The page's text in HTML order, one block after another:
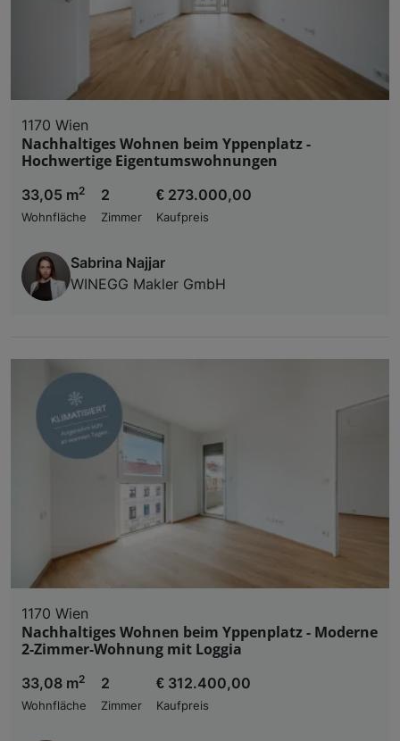
1170 Wien
Nachhaltiges Wohnen beim Yppenplatz -
Hochwertige Eigentumswohnungen
33,05 m2
Wohnfläche
2
Zimmer
€ 273.000,00
Kaufpreis
Sabrina Najjar
WINEGG Makler GmbH
1170 Wien
Nachhaltiges Wohnen beim Yppenplatz - Moderne
2-Zimmer-Wohnung mit Loggia
33,08 m2
Wohnfläche
2
Zimmer
€ 312.400,00
Kaufpreis